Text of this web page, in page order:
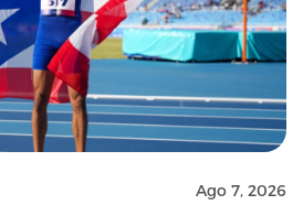
Ago 7, 2026